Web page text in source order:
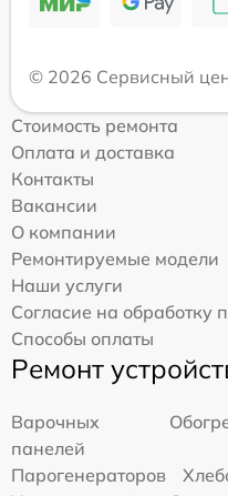
© 2026 Сервисный
Стоимость ремонта
Оплата и доставка
Контакты
Вакансии
О компании
Ремонтируемые модели
Наши услуги
Согласие на обработку
Способы оплаты
Ремонт
Варочных
панелей
Парогенераторов